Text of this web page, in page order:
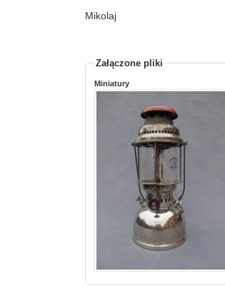
Mikolaj
Załączone pliki
Miniatury